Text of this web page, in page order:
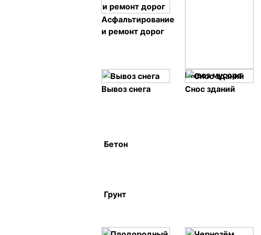
Асфальтирование
и ремонт дорог
Вывоз мусора
Вывоз снега
Снос зданий
Бетон
Грунт